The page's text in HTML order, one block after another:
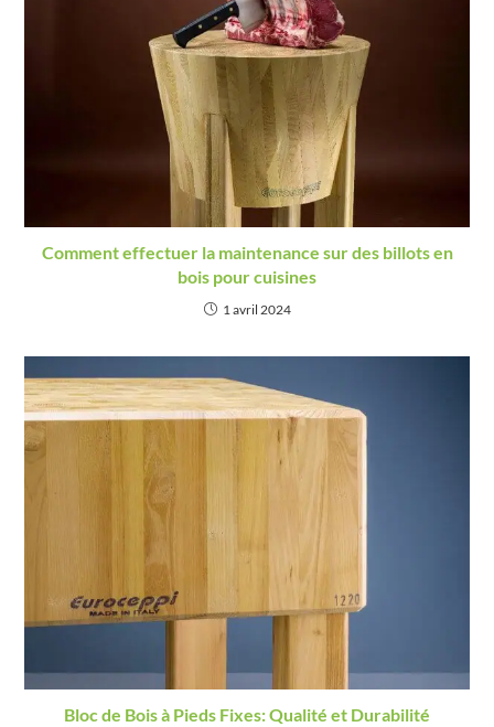
Comment effectuer la maintenance sur des billots en
bois pour cuisines
1 avril 2024
Bloc de Bois à Pieds Fixes: Qualité et Durabilité